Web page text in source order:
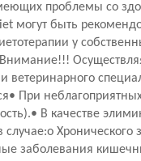
проблемы со
могут быть
у
ветеринарного
При
В качестве
Хронического
заболевания